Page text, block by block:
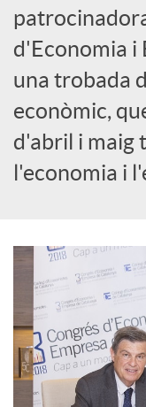
c
i
a
l
s
d'Economia i
una trobada
econòmic,
d'abril i maig
l'economia i